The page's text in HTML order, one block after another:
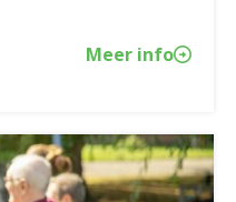
Meer info